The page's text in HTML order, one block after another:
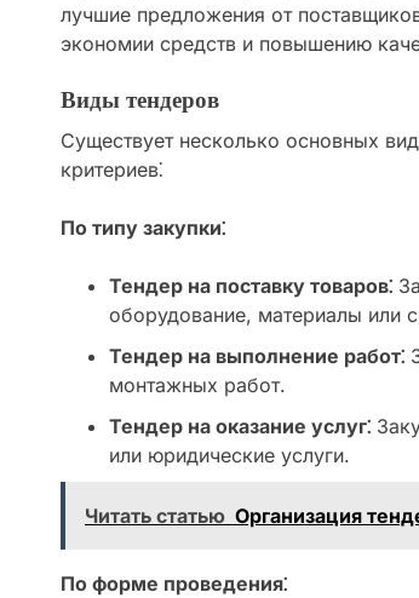
лучшие предложения от
экономии средств и повышению
Виды тендеров
Существует несколько основных
критериев⁚
По типу закупки⁚
Тендер на поставку товаров⁚
оборудование, материалы или
Тендер на выполнение работ⁚
монтажных работ.
Тендер на оказание услуг⁚
или юридические услуги.
Читать статью Организация
По форме проведения⁚